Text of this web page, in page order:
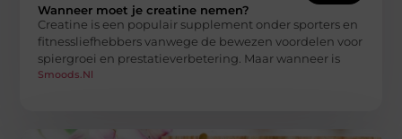
Wanneer moet je creatine nemen?
Creatine is een populair supplement onder sporters en
fitnessliefhebbers vanwege de bewezen voordelen voor
spiergroei en prestatieverbetering. Maar wanneer is
Smoods.nl